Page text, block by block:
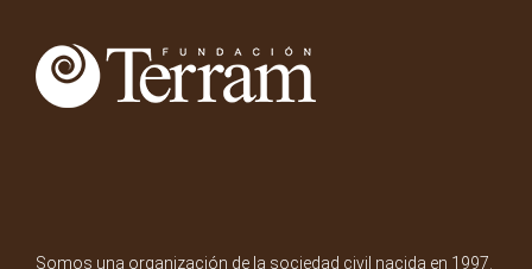
Somos una organización de la sociedad civil nacida en 1997.